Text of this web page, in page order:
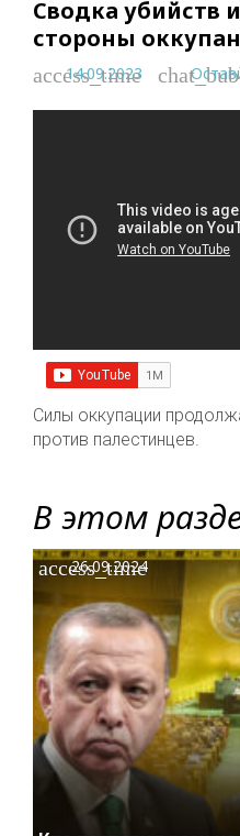
Сводка убийств
стороны
access_time
14.09.2023
Силы оккупации
против палестинцев.
В этом
access_time
26.09.2024